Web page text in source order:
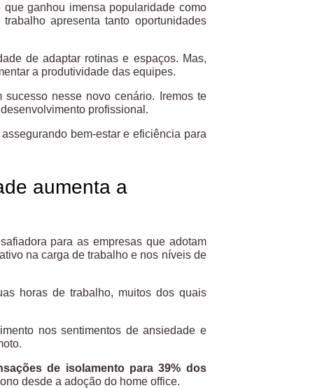
ganhou imensa popularidade como
apresenta tanto oportunidades
de adaptar rotinas e espaços. Mas,
a produtividade das equipes.
nesse novo cenário. Iremos te
profissional.
bem-estar e eficiência para
aumenta a
para as empresas que adotam
na carga de trabalho e nos níveis de
horas de trabalho, muitos dos quais
nos sentimentos de ansiedade e
de isolamento para 39% dos
desde a adoção do home office.